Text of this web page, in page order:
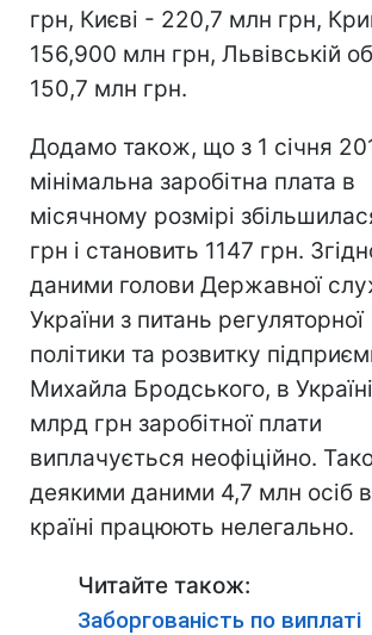
грн, Києві - 220,7 млн грн,
156,900 млн грн, Львівській
150,7 млн грн.
Додамо також, що з 1 січня
мінімальна заробітна плата в
місячному розмірі
грн і становить 1147 грн.
даними голови Державної
України з питань регуляторної
політики та розвитку
Михайла Бродського, в
млрд грн заробітної плати
виплачується неофіційно.
деякими даними 4,7 млн ​​осіб
країні працюють нелегально.
Читайте також:
Заборгованість по виплаті